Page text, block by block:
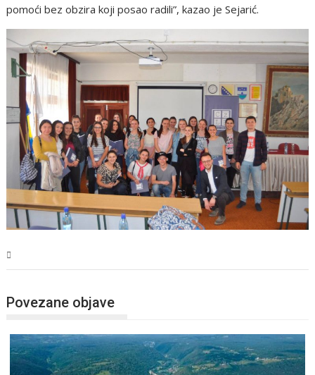
pomoći bez obzira koji posao radili”, kazao je Sejarić.
Povezane objave